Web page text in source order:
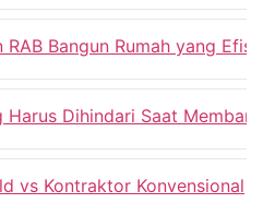
RAB Bangun Rumah yang Efisien
Harus Dihindari Saat
vs Kontraktor Konvensional